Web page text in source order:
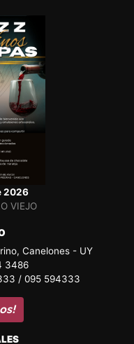
2026
VIEJO
Canelones - UY
3486
/ 095 594333